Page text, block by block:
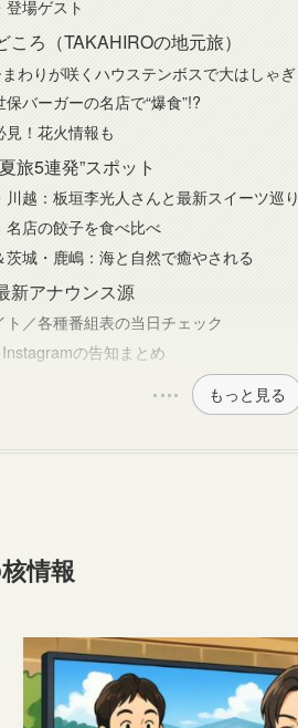
登場ゲスト
ころ（TAKAHIROの地元旅）
わりが咲くハウステンボスで大はしゃぎ
保バーガーの名店で“爆食”!?
見！花火情報も
旅5連発”スポット
川越：板垣李光人さんと最新スイーツ巡り
名店の餃子を食べ比べ
茨城・鹿嶋：海と自然で癒やされる
新アナウンス源
ト／各種番組表の当日チェック
の告知まとめ
もっと見る
情報